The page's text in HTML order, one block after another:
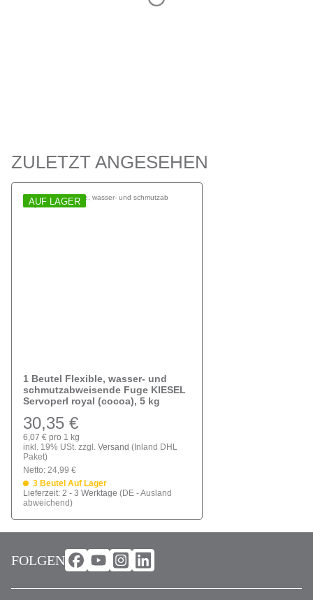
ZULETZT ANGESEHEN
AUF LAGER
1 Beutel Flexible, wasser- und
schmutzabweisende Fuge KIESEL
Servoperl royal (cocoa), 5 kg
30,35 €
6,07 € pro 1 kg
inkl. 19% USt. zzgl. Versand (Inland DHL
Paket)
Netto: 24,99 €
3 Beutel Auf Lager
Lieferzeit: 2 - 3 Werktage (DE - Ausland
abweichend)
FOLGEN